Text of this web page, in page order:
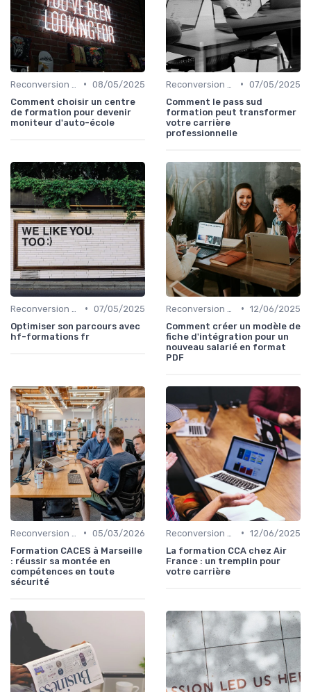
• 08/05/2025
Comment choisir un centre
de formation pour devenir
moniteur d'auto-école
• 07/05/2025
Comment le pass sud
formation peut transformer
votre carrière
professionnelle
• 07/05/2025
Optimiser son parcours avec
hf-formations fr
• 12/06/2025
Comment créer un modèle de
fiche d'intégration pour un
nouveau salarié en format
PDF
• 05/03/2026
Formation CACES à Marseille
: réussir sa montée en
compétences en toute
sécurité
• 12/06/2025
La formation CCA chez Air
France : un tremplin pour
votre carrière